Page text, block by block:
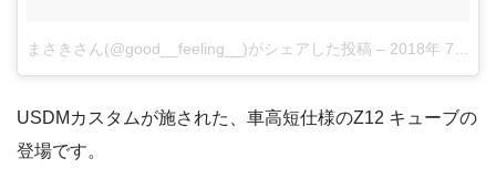
まさきさん(@good__feeling__)がシェアした投稿 – 2018年 7月月22日午前12時42分PDT
USDMカスタムが施された、車高短仕様のZ12 キューブの
登場です。